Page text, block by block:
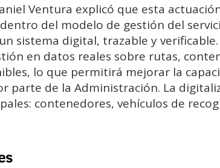
Ventura explicó que esta
del modelo de gestión del
sistema digital, trazable y
en datos reales sobre rutas,
lo que permitirá mejorar la
parte de la Administración. La
contenedores, vehículos de